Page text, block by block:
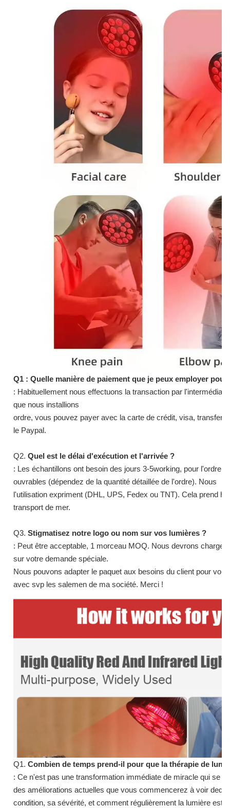
Q1 : Quelle manière de paiement que je peux employer
: Habituellement nous effectuons la transaction par
que nous installions
ordre, vous pouvez payer avec la carte de crédit, visa, transfert
le Paypal.
Q2. Quel est le délai d'exécution et l'arrivée ?
: Les échantillons ont besoin des jours 3-5working, pour l'ordre
ouvrables (dépendez de la quantité détaillée de l'ordre). Nous
l'utilisation expriment (DHL, UPS, Fedex ou TNT). Cela prend
transport de mer.
Q3. Stigmatisez notre logo ou nom sur vos lumières ?
: Peut être acceptable, 1 morceau MOQ. Nous devrons
sur votre demande spéciale.
Nous pouvons adapter le paquet aux besoins du client pour
avec svp les salemen de ma société. Merci !
Q1. Combien de temps prend-il pour que la thérapie de
: Ce n'est pas une transformation immédiate de miracle qui se
des améliorations actuelles que vous commencerez à voir
condition, sa sévérité, et comment régulièrement la lumière est